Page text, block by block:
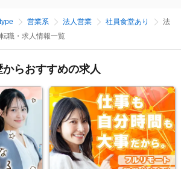
営業系 法人営業 社員食堂あり
法
職・求人情報一覧
らおすすめの求人